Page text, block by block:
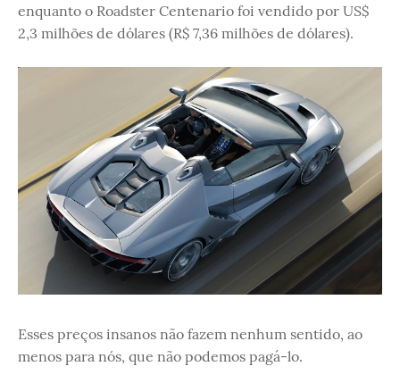
enquanto o Roadster Centenario foi vendido por US$
2,3 milhões de dólares (R$ 7,36 milhões de dólares).
Esses preços insanos não fazem nenhum sentido, ao
menos para nós, que não podemos pagá-lo.